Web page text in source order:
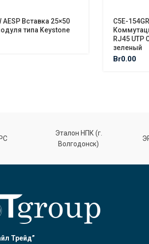
AESP Вставка 25×50
типа Keystone
C5E-
RJ45 UTP
зеленый
Br0.00
Эталон НПК (г.
Волгодонск)
Трейд”